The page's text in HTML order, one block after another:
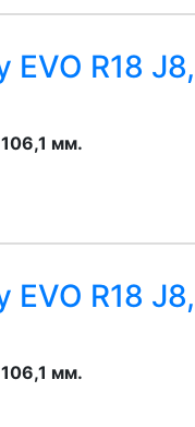
R18
106,1 мм.
R18
106,1 мм.